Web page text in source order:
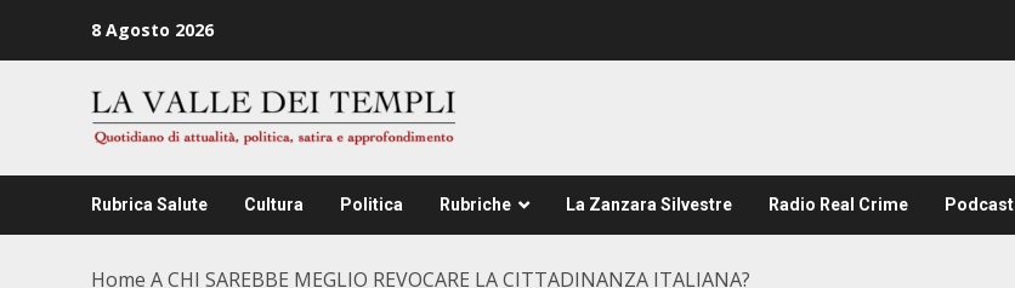
8 Agosto 2026
Rubrica Salute Cultura Politica Rubriche La Zanzara Silvestre Radio Real Crime Podcast
Home A CHI SAREBBE MEGLIO REVOCARE LA CITTADINANZA ITALIANA?